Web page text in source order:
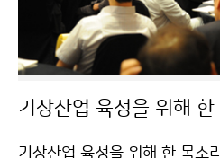
기상산업 육성을 위해 한
기상산업 육성을 위해 한 목소